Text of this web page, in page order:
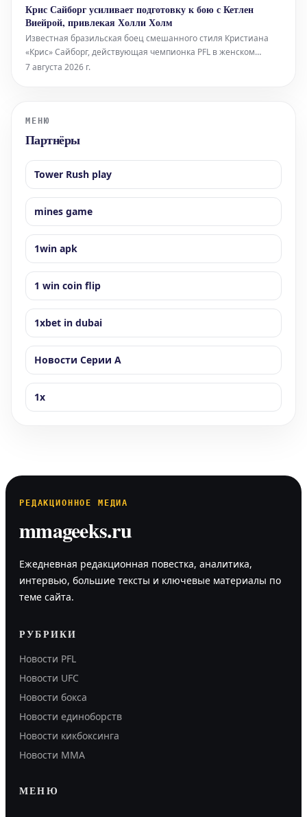
"неуважение" к бойцам. Он считает, что такое отношение
недопустимо для лидера индустрии
Крис Сайборг усиливает подготовку к бою с Кетлен
Виейрой, привлекая Холли Холм
Известная бразильская боец смешанного стиля Кристиана
«Крис» Сайборг, действующая чемпионка PFL в женском
полулегком весе, готовится к своему следующему поединку
7 августа 2026 г.
МЕНЮ
Партнёры
Tower Rush play
mines game
1win apk
1 win coin flip
1xbet in dubai
Новости Серии А
1x
РЕДАКЦИОННОЕ МЕДИА
mmageeks.ru
Ежедневная редакционная повестка, аналитика,
интервью, большие тексты и ключевые материалы по
теме сайта.
РУБРИКИ
Новости PFL
Новости UFC
Новости бокса
Новости единоборств
Новости кикбоксинга
Новости ММА
МЕНЮ